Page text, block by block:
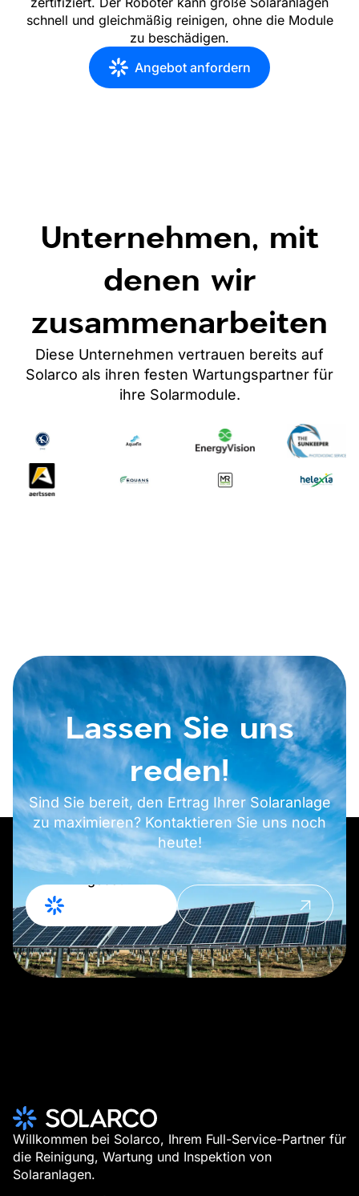
schnell und gleichmäßig reinigen, ohne die Module
zu beschädigen.
Angebot anfordern
Unternehmen, mit
denen wir
zusammenarbeiten
Diese Unternehmen vertrauen bereits auf
Solarco als ihren festen Wartungspartner für
ihre Solarmodule.
Lassen Sie uns
reden!
Sind Sie bereit, den Ertrag Ihrer Solaranlage
zu maximieren? Kontaktieren Sie uns noch
heute!
Angebot
anfordern
Kontakt
aufnehmen
Willkommen bei Solarco, Ihrem Full-Service-Partner für
die Reinigung, Wartung und Inspektion von
Solaranlagen.